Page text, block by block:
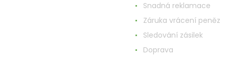
Snadná reklamace
Záruka vrácení peněz
Sledování zásilek
Doprava